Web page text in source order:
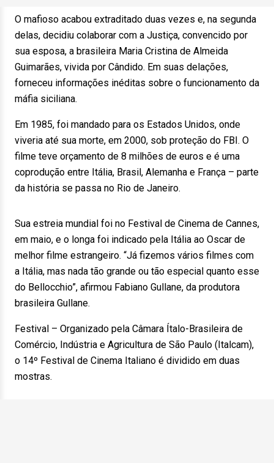
O mafioso acabou extraditado duas vezes e, na segunda
delas, decidiu colaborar com a Justiça, convencido por
sua esposa, a brasileira Maria Cristina de Almeida
Guimarães, vivida por Cândido. Em suas delações,
forneceu informações inéditas sobre o funcionamento da
máfia siciliana.
Em 1985, foi mandado para os Estados Unidos, onde
viveria até sua morte, em 2000, sob proteção do FBI. O
filme teve orçamento de 8 milhões de euros e é uma
coprodução entre Itália, Brasil, Alemanha e França – parte
da história se passa no Rio de Janeiro.
Sua estreia mundial foi no Festival de Cinema de Cannes,
em maio, e o longa foi indicado pela Itália ao Oscar de
melhor filme estrangeiro. “Já fizemos vários filmes com
a Itália, mas nada tão grande ou tão especial quanto esse
do Bellocchio”, afirmou Fabiano Gullane, da produtora
brasileira Gullane.
Festival – Organizado pela Câmara Ítalo-Brasileira de
Comércio, Indústria e Agricultura de São Paulo (Italcam),
o 14º Festival de Cinema Italiano é dividido em duas
mostras.